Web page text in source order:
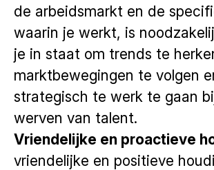
de arbeidsmarkt en de
waarin je werkt, is
je in staat om trends te
marktbewegingen te volgen
strategisch te werk te gaan
werven van talent.
Vriendelijke en proactieve
vriendelijke en positieve